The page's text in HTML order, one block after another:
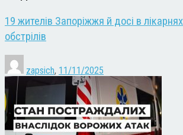
19 жителів Запоріжжя й досі в
обстрілів
zapsich, 11/11/2025